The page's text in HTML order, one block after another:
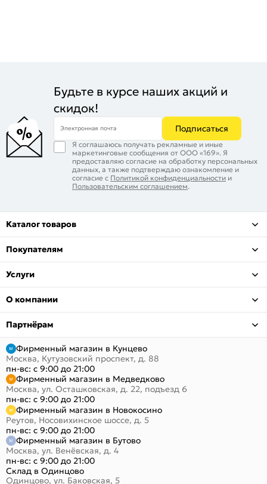
Будьте в курсе наших акций и
скидок!
Электронная почта Подписаться
Я соглашаюсь получать рекламные и иные
маркетинговые сообщения от ООО «169». Я
предоставляю согласие на обработку персональных
данных, а также подтверждаю ознакомление и
согласие с Политикой конфиденциальности и
Пользовательским соглашением.
Каталог товаров
Покупателям
Услуги
О компании
Партнёрам
Фирменный магазин в Кунцево
Москва, Кутузовский проспект, д. 88
пн-вс: с 9:00 до 21:00
Фирменный магазин в Медведково
Москва, ул. Осташковская, д. 22, подъезд 6
пн-вс: с 9:00 до 21:00
Фирменный магазин в Новокосино
Реутов, Носовихинское шоссе, д. 5
пн-вс: с 9:00 до 21:00
Фирменный магазин в Бутово
Москва, ул. Венёвская, д. 4
пн-вс: с 9:00 до 21:00
Склад в Одинцово
Одинцово, ул. Баковская, 5